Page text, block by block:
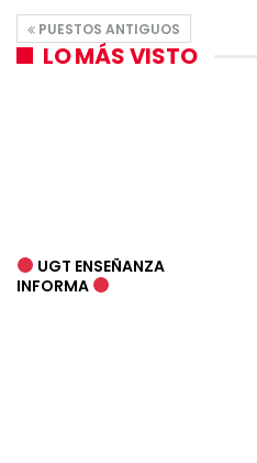
PUESTOS ANTIGUOS
LO MÁS VISTO
UGT ENSEÑANZA
INFORMA